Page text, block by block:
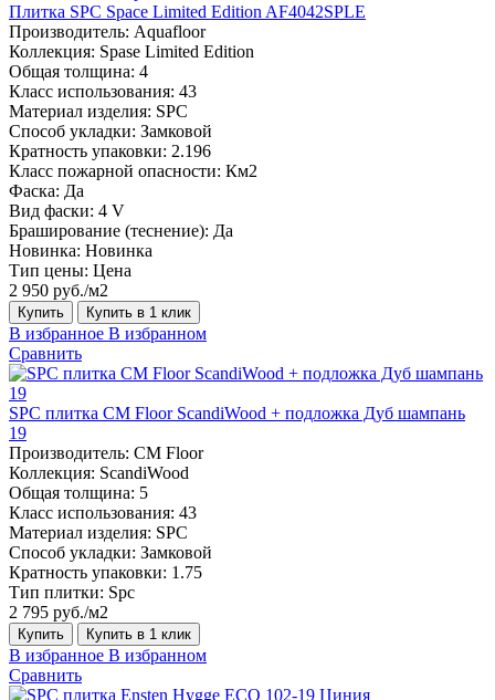
Плитка SPC Space Limited Edition AF4042SPLE
Производитель: Aquafloor
Коллекция: Spase Limited Edition
Общая толщина: 4
Класс использования: 43
Материал изделия: SPC
Способ укладки: Замковой
Кратность упаковки: 2.196
Класс пожарной опасности: Км2
Фаска: Да
Вид фаски: 4 V
Браширование (теснение): Да
Новинка: Новинка
Тип цены: Цена
2 950 руб./м2
Купить Купить в 1 клик
В избранное В избранном
Сравнить
SPC плитка CM Floor ScandiWood + подложка Дуб шампань
19
Производитель: CM Floor
Коллекция: ScandiWood
Общая толщина: 5
Класс использования: 43
Материал изделия: SPC
Способ укладки: Замковой
Кратность упаковки: 1.75
Тип плитки: Spc
2 795 руб./м2
Купить Купить в 1 клик
В избранное В избранном
Сравнить